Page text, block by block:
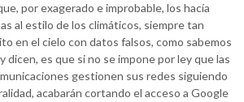
por exagerado e improbable, los hacía
al estilo de los climáticos, siempre tan
en el cielo con datos falsos, como sabemos
dicen, es que si no se impone por ley que las
gestionen sus redes siguiendo
acabarán cortando el acceso a Google